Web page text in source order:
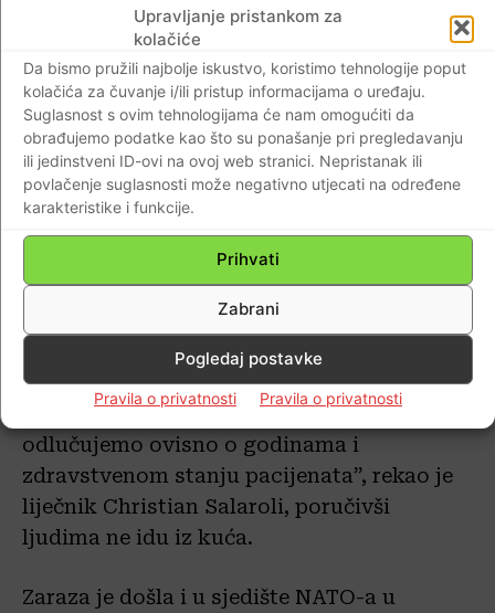
Upravljanje pristankom za
kolačiće
Da bismo pružili najbolje iskustvo, koristimo tehnologije poput
kolačića za čuvanje i/ili pristup informacijama o uređaju.
Suglasnost s ovim tehnologijama će nam omogućiti da
obrađujemo podatke kao što su ponašanje pri pregledavanju
ili jedinstveni ID-ovi na ovoj web stranici. Nepristanak ili
povlačenje suglasnosti može negativno utjecati na određene
karakteristike i funkcije.
Prihvati
Zabrani
Pogledaj postavke
Pravila o privatnosti Pravila o privatnosti
već 19 ljudi. Njemačka, Francuska i
Španjolska su na oko tisuću ili više
zaraženih. Italija pak ide prema 8.000.
Hrvatski Nacionalni stožer civilne zaštite
razmišlja o dosad najdrastričnijoj mjeri –
zabrani javnih skupova od preko 1.000 ljudi
u zatvorenim prostorima.
U Italiji ponestaje bolničkih kreveta i
“Kao da smo u ratu. Moramo birati koga
ćemo liječiti, a koga nećemo. O liječenju
odlučujemo ovisno o godinama i
zdravstvenom stanju pacijenata”, rekao je
liječnik Christian Salaroli, poručivši
ljudima ne idu iz kuća.
Zaraza je došla i u sjedište NATO-a u